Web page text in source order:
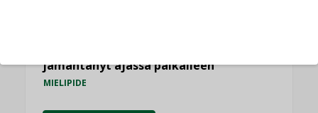
jämähtänyt ajassa paikalleen
MIELIPIDE